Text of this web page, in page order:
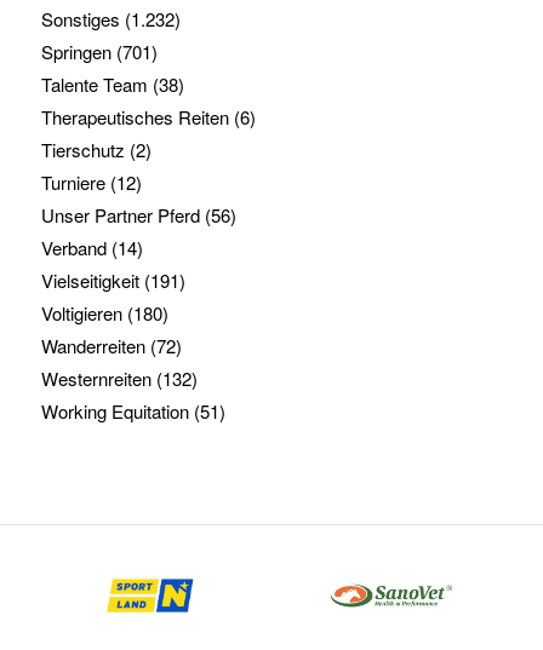
Sonstiges (1.232)
Springen(701)
Talente Team (38)
Therapeutisches Reiten(6)
Tierschutz (2)
Turniere(12)
Unser Partner Pferd(56)
Verband(14)
Vielseitigkeit(191)
Voltigieren(180)
Wanderreiten(72)
Westernreiten(132)
Working Equitation(51)